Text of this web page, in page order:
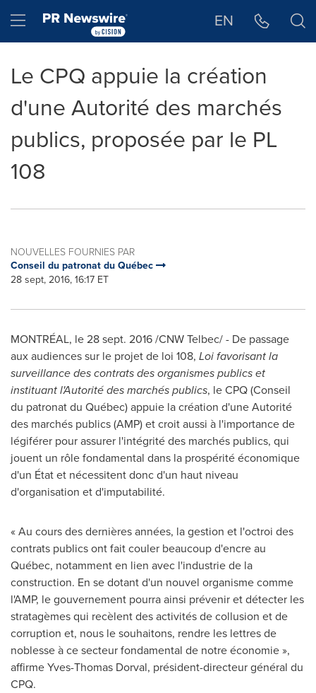
Hamburger menu EN
Le CPQ appuie la création
d'une Autorité des marchés
publics, proposée par le PL
108
NOUVELLES FOURNIES PAR
Conseil du patronat du Québec
28 sept, 2016, 16:17 ET
MONTRÉAL, le28 sept. 2016/CNW Telbec/ - De passage
aux audiences sur le projet de loi 108, Loi favorisant la
surveillance des contrats des organismes publics et
instituant l'Autorité des marchés publics, le CPQ (Conseil
du patronat du Québec) appuie la création d'une Autorité
des marchés publics (AMP) et croit aussi à l'importance de
légiférer pour assurer l'intégrité des marchés publics, qui
jouent un rôle fondamental dans la prospérité économique
d'un État et nécessitent donc d'un haut niveau
d'organisation et d'imputabilité.
« Au cours des dernières années, la gestion et l'octroi des
contrats publics ont fait couler beaucoup d'encre au
Québec, notamment en lien avec l'industrie de la
construction. En se dotant d'un nouvel organisme comme
l'AMP, le gouvernement pourra ainsi prévenir et détecter les
stratagèmes qui recèlent des activités de collusion et de
corruption et, nous le souhaitons, rendre les lettres de
noblesse à ce secteur fondamental de notre économie »,
affirmeYves-Thomas Dorval, président-directeur général du
CPQ.